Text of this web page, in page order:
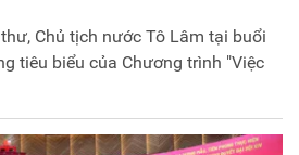
Chủ tịch nước Tô Lâm tại buổi
tiêu biểu của Chương trình "Việc